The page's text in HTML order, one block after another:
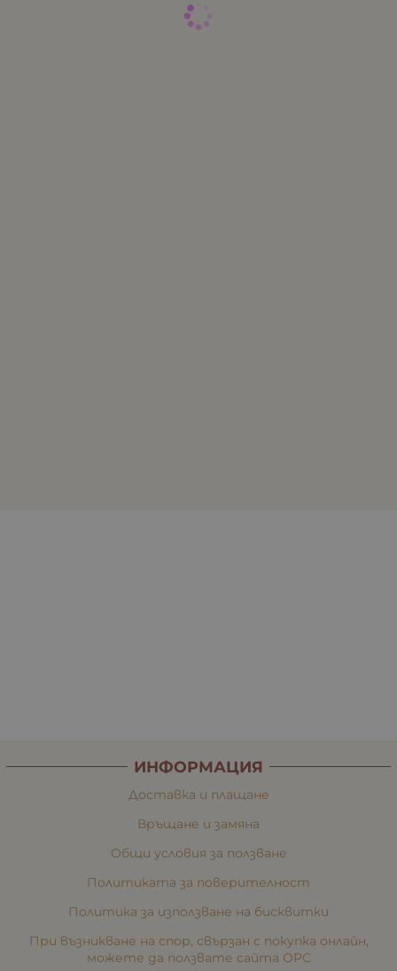
ИНФОРМАЦИЯ
Доставка и плащане
Връщане и замяна
Общи условия за ползване
Политиката за поверителност
Политика за използване на бисквитки
При възникване на спор, свързан с покупка онлайн,
можете да ползвате сайта ОРС